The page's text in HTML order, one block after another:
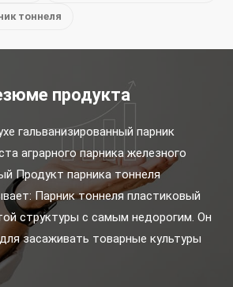
тоннеля
продукта
гальванизированный парник
аграрного парника железного
Продукт парника тоннеля
Парник тоннеля пластиковый
структуры с самым недорогим. Он
засаживать товарные культуры